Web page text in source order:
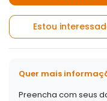
Estou
Quer mais
Preencha com seus